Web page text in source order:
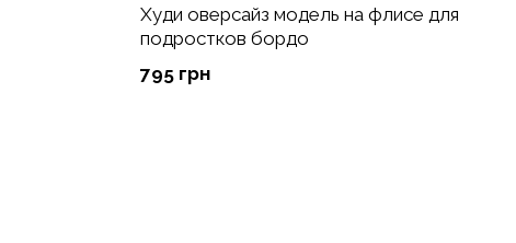
Худи оверсайз модель на флисе для
подростков бордо
795 грн